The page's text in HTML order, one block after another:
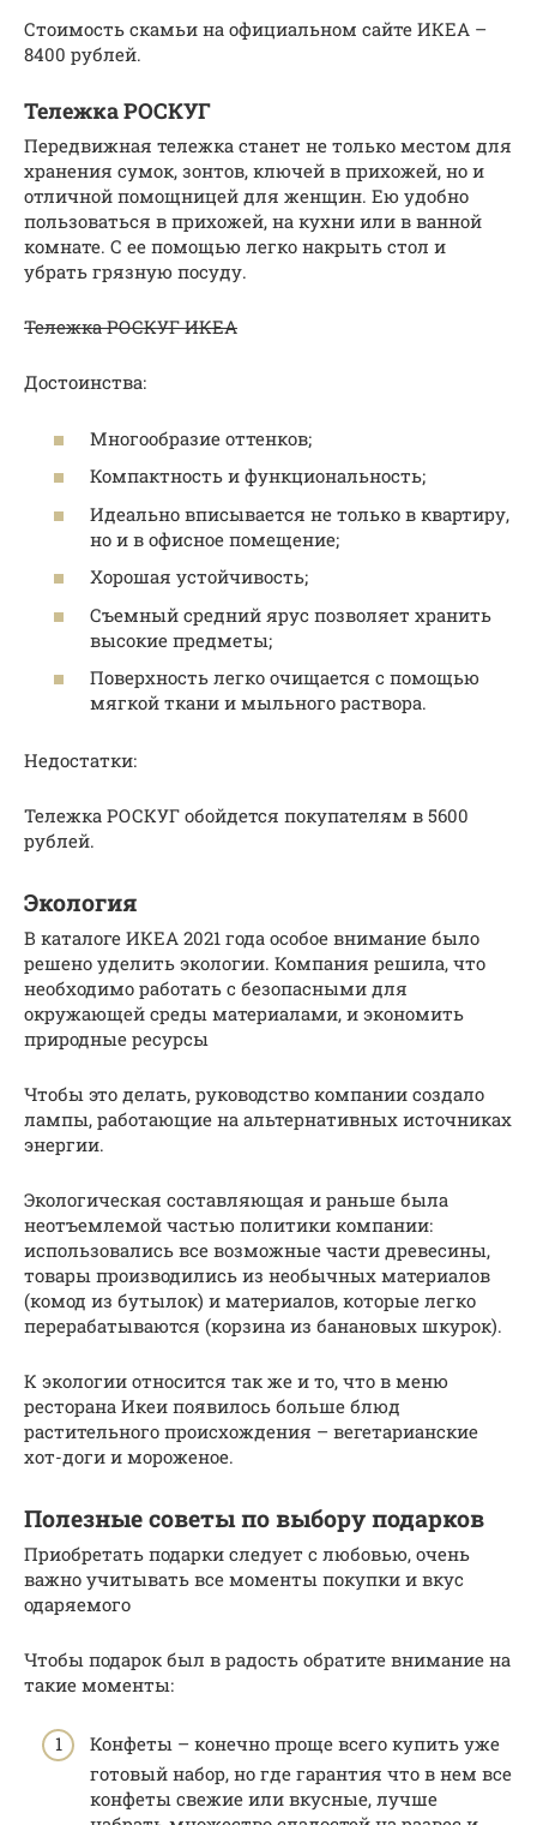
Стоимость скамьи на официальном сайте ИКЕА –
8400 рублей.
Тележка РОСКУГ
Передвижная тележка станет не только местом для
хранения сумок, зонтов, ключей в прихожей, но и
отличной помощницей для женщин. Ею удобно
пользоваться в прихожей, на кухни или в ванной
комнате. С ее помощью легко накрыть стол и
убрать грязную посуду.
Тележка РОСКУГ ИКЕА
Достоинства:
Многообразие оттенков;
Компактность и функциональность;
Идеально вписывается не только в квартиру,
но и в офисное помещение;
Хорошая устойчивость;
Съемный средний ярус позволяет хранить
высокие предметы;
Поверхность легко очищается с помощью
мягкой ткани и мыльного раствора.
Недостатки:
Тележка РОСКУГ обойдется покупателям в 5600
рублей.
Экология
В каталоге ИКЕА 2021 года особое внимание было
решено уделить экологии. Компания решила, что
необходимо работать с безопасными для
окружающей среды материалами, и экономить
природные ресурсы
Чтобы это делать, руководство компании создало
лампы, работающие на альтернативных источниках
энергии.
Экологическая составляющая и раньше была
неотъемлемой частью политики компании:
использовались все возможные части древесины,
товары производились из необычных материалов
(комод из бутылок) и материалов, которые легко
перерабатываются (корзина из банановых шкурок).
К экологии относится так же и то, что в меню
ресторана Икеи появилось больше блюд
растительного происхождения – вегетарианские
хот-доги и мороженое.
Полезные советы по выбору подарков
Приобретать подарки следует с любовью, очень
важно учитывать все моменты покупки и вкус
одаряемого
Чтобы подарок был в радость обратите внимание на
такие моменты:
Конфеты – конечно проще всего купить уже
готовый набор, но где гарантия что в нем все
конфеты свежие или вкусные, лучше